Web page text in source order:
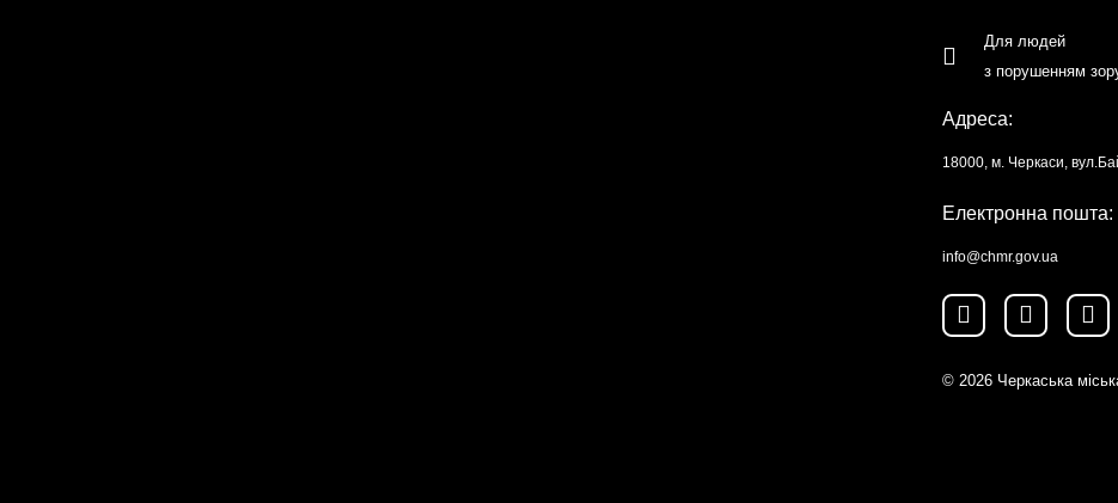
Для людей
з порушенням
Адреса:
18000, м. Черкаси,
Електронна пошта:
info@chmr.gov.ua
© 2026 Черкаська